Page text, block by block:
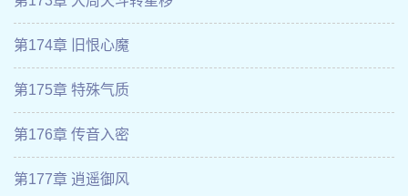
第174章 旧恨心魔
第175章 特殊气质
第176章 传音入密
第177章 逍遥御风